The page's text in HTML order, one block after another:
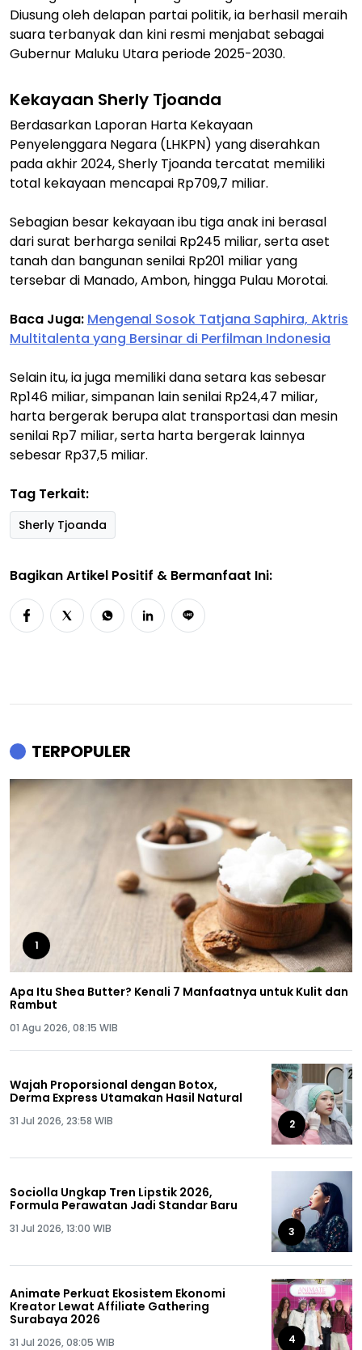
Diusung oleh delapan partai politik, ia berhasil meraih
suara terbanyak dan kini resmi menjabat sebagai
Gubernur Maluku Utara periode 2025-2030.
Kekayaan Sherly Tjoanda
Berdasarkan Laporan Harta Kekayaan
Penyelenggara Negara (LHKPN) yang diserahkan
pada akhir 2024, Sherly Tjoanda tercatat memiliki
total kekayaan mencapai Rp709,7 miliar.
Sebagian besar kekayaan ibu tiga anak ini berasal
dari surat berharga senilai Rp245 miliar, serta aset
tanah dan bangunan senilai Rp201 miliar yang
tersebar di Manado, Ambon, hingga Pulau Morotai.
Baca Juga: Mengenal Sosok Tatjana Saphira, Aktris
Multitalenta yang Bersinar di Perfilman Indonesia
Selain itu, ia juga memiliki dana setara kas sebesar
Rp146 miliar, simpanan lain senilai Rp24,47 miliar,
harta bergerak berupa alat transportasi dan mesin
senilai Rp7 miliar, serta harta bergerak lainnya
sebesar Rp37,5 miliar.
Tag Terkait:
Sherly Tjoanda
Bagikan Artikel Positif & Bermanfaat Ini:
TERPOPULER
1
Apa Itu Shea Butter? Kenali 7 Manfaatnya untuk Kulit dan
Rambut
01 Agu 2026, 08:15 WIB
Wajah Proporsional dengan Botox,
Derma Express Utamakan Hasil Natural
31 Jul 2026, 23:58 WIB 2
Sociolla Ungkap Tren Lipstik 2026,
Formula Perawatan Jadi Standar Baru
31 Jul 2026, 13:00 WIB 3
Animate Perkuat Ekosistem Ekonomi
Kreator Lewat Affiliate Gathering
Surabaya 2026
31 Jul 2026, 08:05 WIB 4